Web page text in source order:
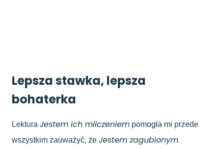
Lepsza stawka, lepsza
bohaterka
Lektura Jestem ich milczeniem pomogła mi przede
wszystkim zauważyć, że Jestem zagubionym